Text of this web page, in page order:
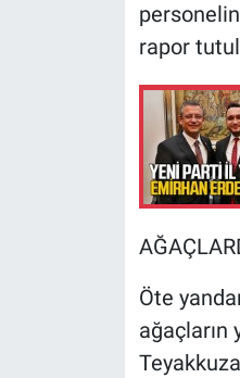
rapor
Öte
ağaçların